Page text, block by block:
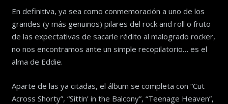
En definitiva, ya sea como conmemoración a uno de los
grandes (y más genuinos) pilares del rock and roll o fruto
de las expectativas de sacarle rédito al malogrado rocker,
no nos encontramos ante un simple recopilatorio… es el
alma de Eddie.
Aparte de las ya citadas, el álbum se completa con “Cut
Across Shorty”, “Sittin’ in the Balcony”, “Teenage Heaven”,